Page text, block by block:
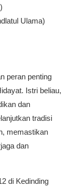
Ulama)
peran penting
Istri beliau,
dan
tradisi
memastikan
dan
di Kedinding